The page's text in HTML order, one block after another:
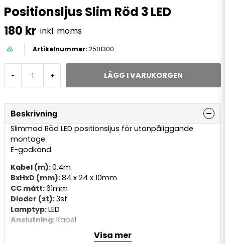
Positionsljus Slim Röd 3 LED
180 kr inkl. moms
2501300
- + LÄGG I VARUKORGEN
Beskrivning
Slimmad Röd LED positionsljus för utanpåliggande
montage.
E-godkänd.
Kabel (m):0.4m
BxHxD (mm):84 x 24 x 10mm
CC mått:61mm
Dioder (st):3st
Lamptyp:LED
Anslutning:Kabel
Visa mer